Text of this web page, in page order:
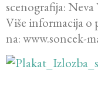
scenografija: Neva
Više informacija o
na: www.soncek-